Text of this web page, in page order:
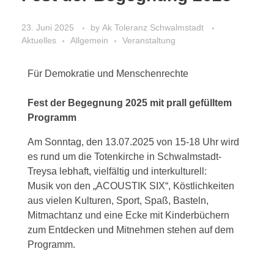
23. Juni 2025 by Ak Toleranz Schwalmstadt
Aktuelles
Allgemein Veranstaltung
Für Demokratie und Menschenrechte
Fest der Begegnung 2025 mit prall gefülltem
Programm
Am Sonntag, den 13.07.2025 von 15-18 Uhr wird
es rund um die Totenkirche in Schwalmstadt-
Treysa lebhaft, vielfältig und interkulturell:
Musik von den „ACOUSTIK SIX“, Köstlichkeiten
aus vielen Kulturen, Sport, Spaß, Basteln,
Mitmachtanz und eine Ecke mit Kinderbüchern
zum Entdecken und Mitnehmen stehen auf dem
Programm.